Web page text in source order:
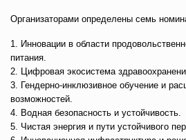
Организаторами определены семь
1. Инновации в области
питания.
2. Цифровая экосистема
3. Гендерно-инклюзивное обучение и
возможностей.
4. Водная безопасность и устойчивость.
5. Чистая энергия и пути устойчивого